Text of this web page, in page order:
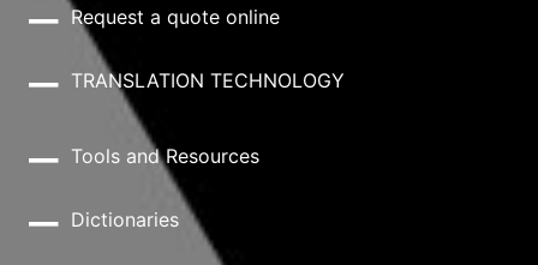
Request a quote online
TRANSLATION TECHNOLOGY
Tools and Resources
Dictionaries